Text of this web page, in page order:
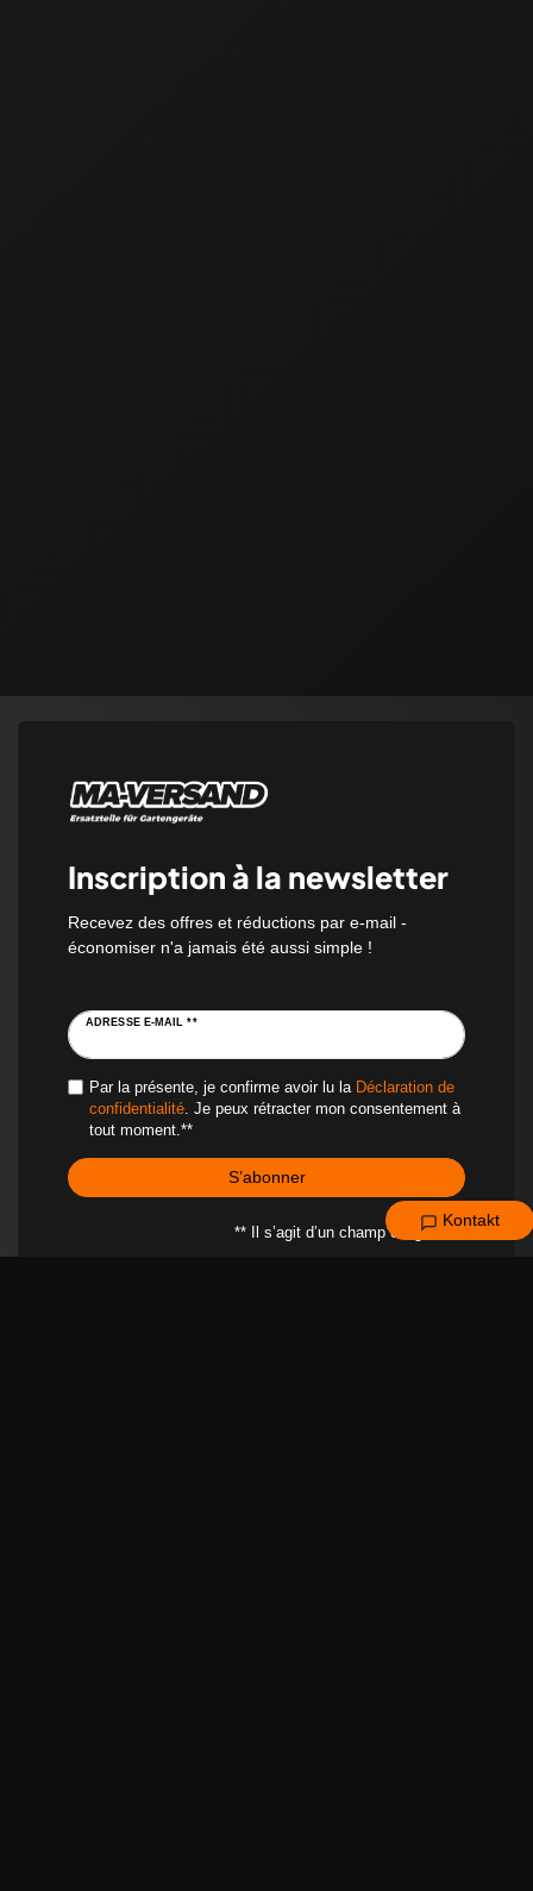
Kontakt
Inscription à la newsletter
Recevez des offres et réductions par e-mail -
économiser n'a jamais été aussi simple !
ADRESSE E-MAIL **
Par la présente, je confirme avoir lu la Déclaration de
confidentialité. Je peux rétracter mon consentement à
tout moment.**
S’abonner
** Il s’agit d’un champ obligatoire.